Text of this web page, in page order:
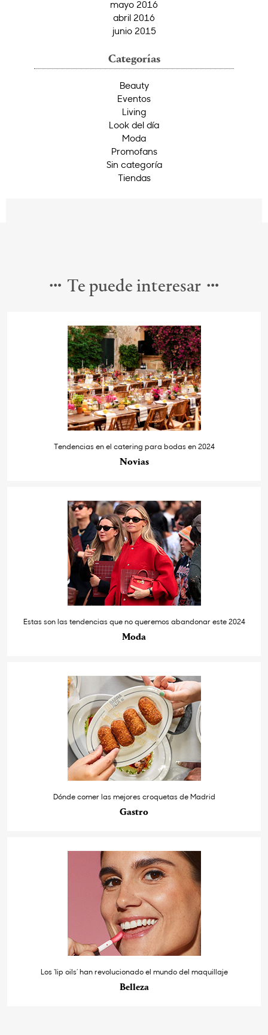
mayo 2016
abril 2016
junio 2015
Categorías
Beauty
Eventos
Living
Look del día
Moda
Promofans
Sin categoría
Tiendas
Te puede interesar
Tendencias en el catering para bodas en 2024
Novias
Estas son las tendencias que no queremos abandonar este 2024
Moda
Dónde comer las mejores croquetas de Madrid
Gastro
Los ‘lip oils’ han revolucionado el mundo del maquillaje
Belleza